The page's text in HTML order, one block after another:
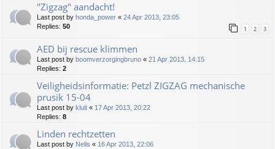
"Zigzag" aandacht!
Last post by honda_power « 24 Apr 2013, 23:05
Replies: 50 1 2 3
AED bij rescue klimmen
Last post by boomverzorgingbruno « 21 Apr 2013, 14:15
Replies: 2
Veiligheidsinformatie: Petzl ZIGZAG mechanische
prusik 15-04
Last post by kluit « 17 Apr 2013, 20:22
Replies: 8
Linden rechtzetten
Last post by Nelis « 16 Apr 2013, 22:06